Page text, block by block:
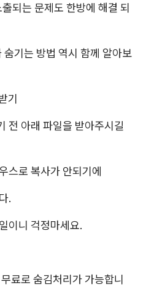
되는 문제도 한방에 해결 되
기는 방법 역시 함께 알아보
기
전 아래 파일을 받아주시길
스로 복사가 안되기에
.
이니 걱정마세요.
료로 숨김처리가 가능합니